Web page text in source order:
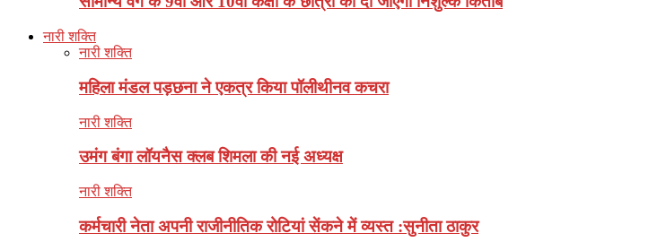
नारी शक्ति
नारी शक्ति
महिला मंडल पड़छना ने एकत्र किया पॉलीथीनव कचरा
नारी शक्ति
उमंग बंगा लॉयनैस क्लब शिमला की नई अध्यक्ष
नारी शक्ति
कर्मचारी नेता अपनी राजीनीतिक रोटियां सेंकने में व्यस्त :सुनीता ठाकुर